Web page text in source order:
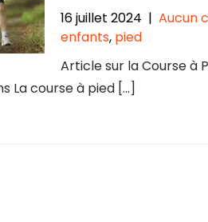
16 juillet 2024 | Aucun
enfants, pied
Article sur la Course à
La course à pied […]